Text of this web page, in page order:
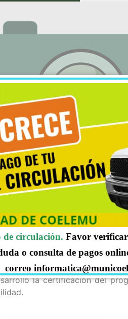
CAPAZ!!!
la certificación del
de circulación. Favor verificar
o consulta de pagos
correo